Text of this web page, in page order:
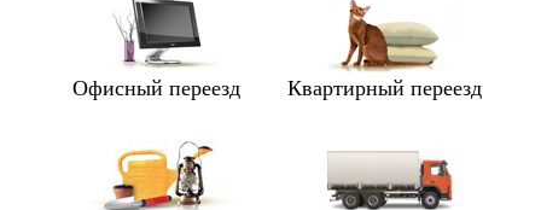
Офисный переезд Квартирный переезд